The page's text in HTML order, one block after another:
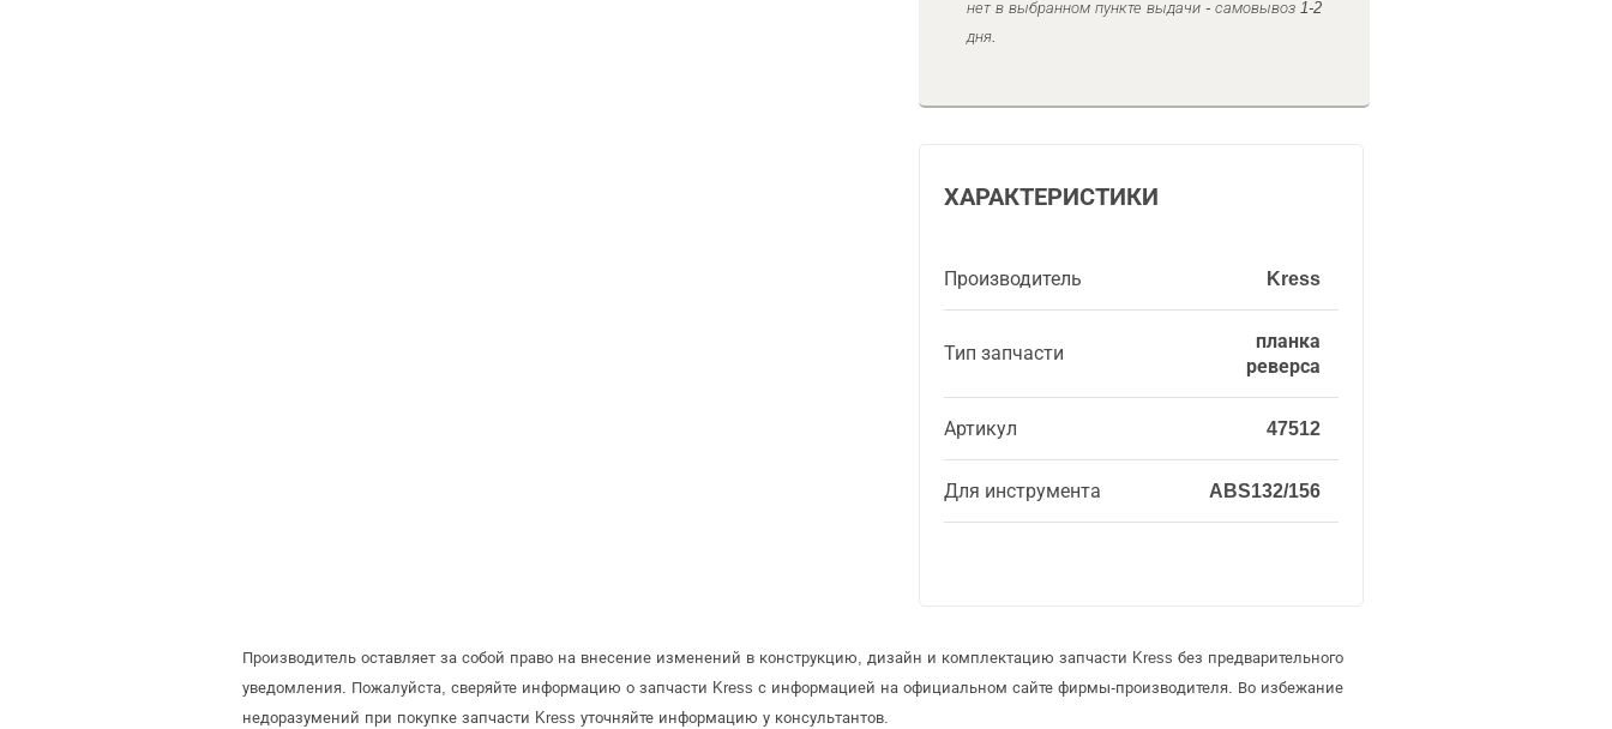
нет в выбранном пункте выдачи - самовывоз 1-2
дня.
ХАРАКТЕРИСТИКИ
Производитель Kress
Тип запчасти
планка
реверса
Артикул 47512
Для инструмента ABS132/156
Производитель оставляет за собой право на внесение изменений в конструкцию, дизайн и комплектацию запчасти Kress без предварительного
уведомления. Пожалуйста, сверяйте информацию о запчасти Kress с информацией на официальном сайте фирмы-производителя. Во избежание
недоразумений при покупке запчасти Kress уточняйте информацию у консультантов.